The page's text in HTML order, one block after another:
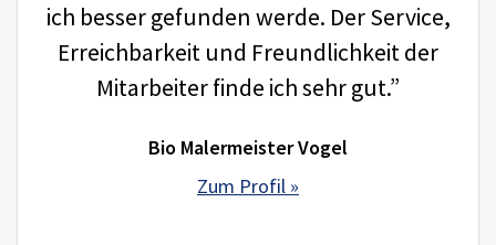
ich besser gefunden werde. Der Service,
Erreichbarkeit und Freundlichkeit der
Mitarbeiter finde ich sehr gut.”
Bio Malermeister Vogel
Zum Profil »